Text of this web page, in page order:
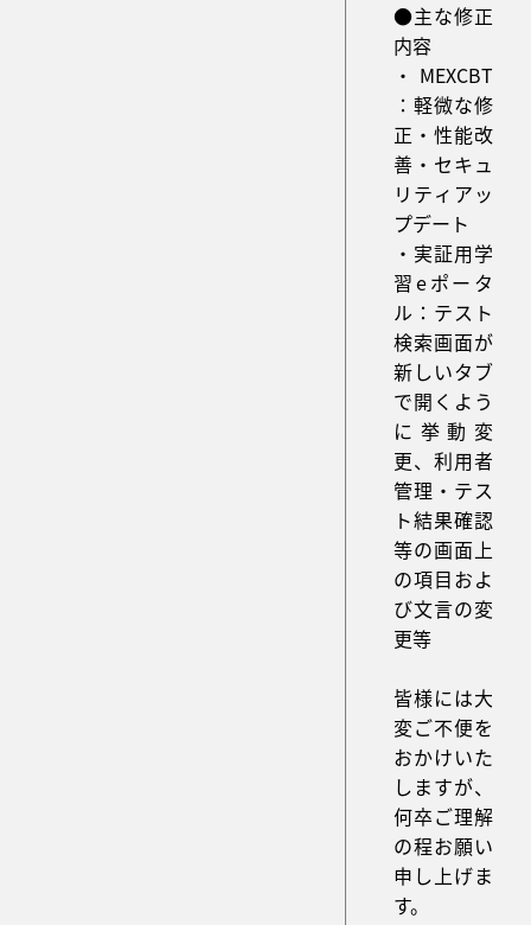
●主な修正
内容
・MEXCBT
：軽微な修
正・性能改
善・セキュ
リティアッ
プデート
・実証用学
習eポータ
ル：テスト
検索画面が
新しいタブ
で開くよう
に挙動変
更、利用者
管理・テス
ト結果確認
等の画面上
の項目およ
び文言の変
更等
皆様には大
変ご不便を
おかけいた
しますが、
何卒ご理解
の程お願い
申し上げま
す。